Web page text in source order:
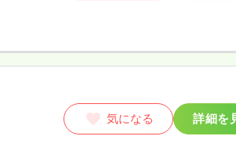
気になる 詳細を